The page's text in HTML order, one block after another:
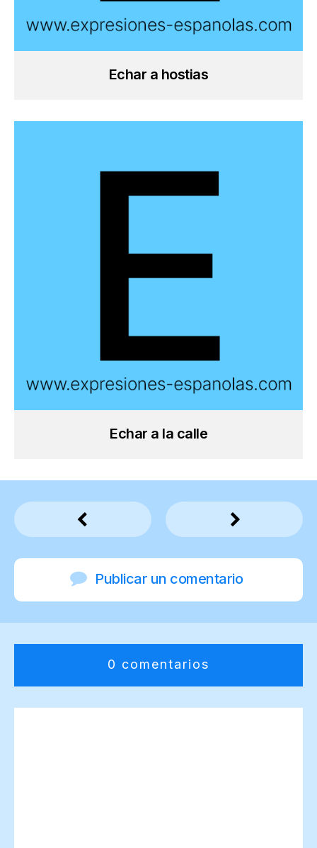
Echar a hostias
Echar a la calle
Publicar un comentario
0 comentarios